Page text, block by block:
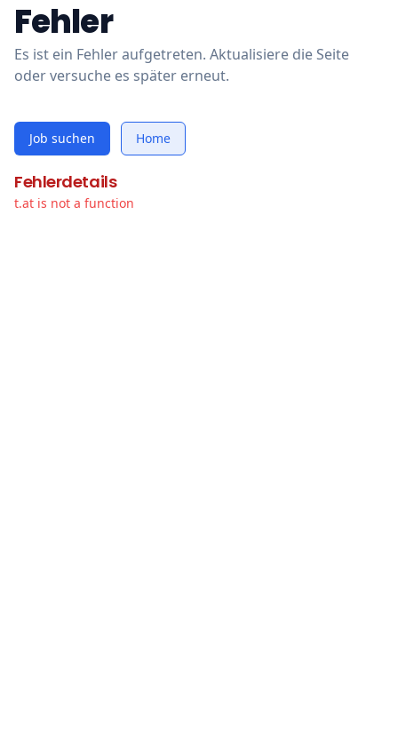
Fehler
Es ist ein Fehler aufgetreten. Aktualisiere die Seite
oder versuche es später erneut.
Job suchen Home
Fehlerdetails
t.at is not a function